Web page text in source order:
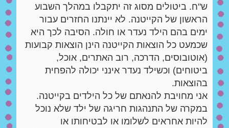
ש"ח. ביטולים מסוג זה יתקבלו במהלך השבוע
הראשון של הקייטנה. לא יינתנו החזרים עבור
ימים בהם הילד נעדר או חולה. הסיבה לכך היא
שכמעט כל הוצאות הקייטנה הינן הוצאות קבועות
(אוטובוסים, הדרכה, רוב האתרים, אוכל,
ביטוחים) וכשילד נעדר אינני יכולה להפחית
בהוצאות.
אני מחויבת להנאתם של כל הילדים בקייטנה.
במקרה של התנהגות חריגה של ילד שלא נוכל
להיות אחראים לשלומו או לבטיחותו או